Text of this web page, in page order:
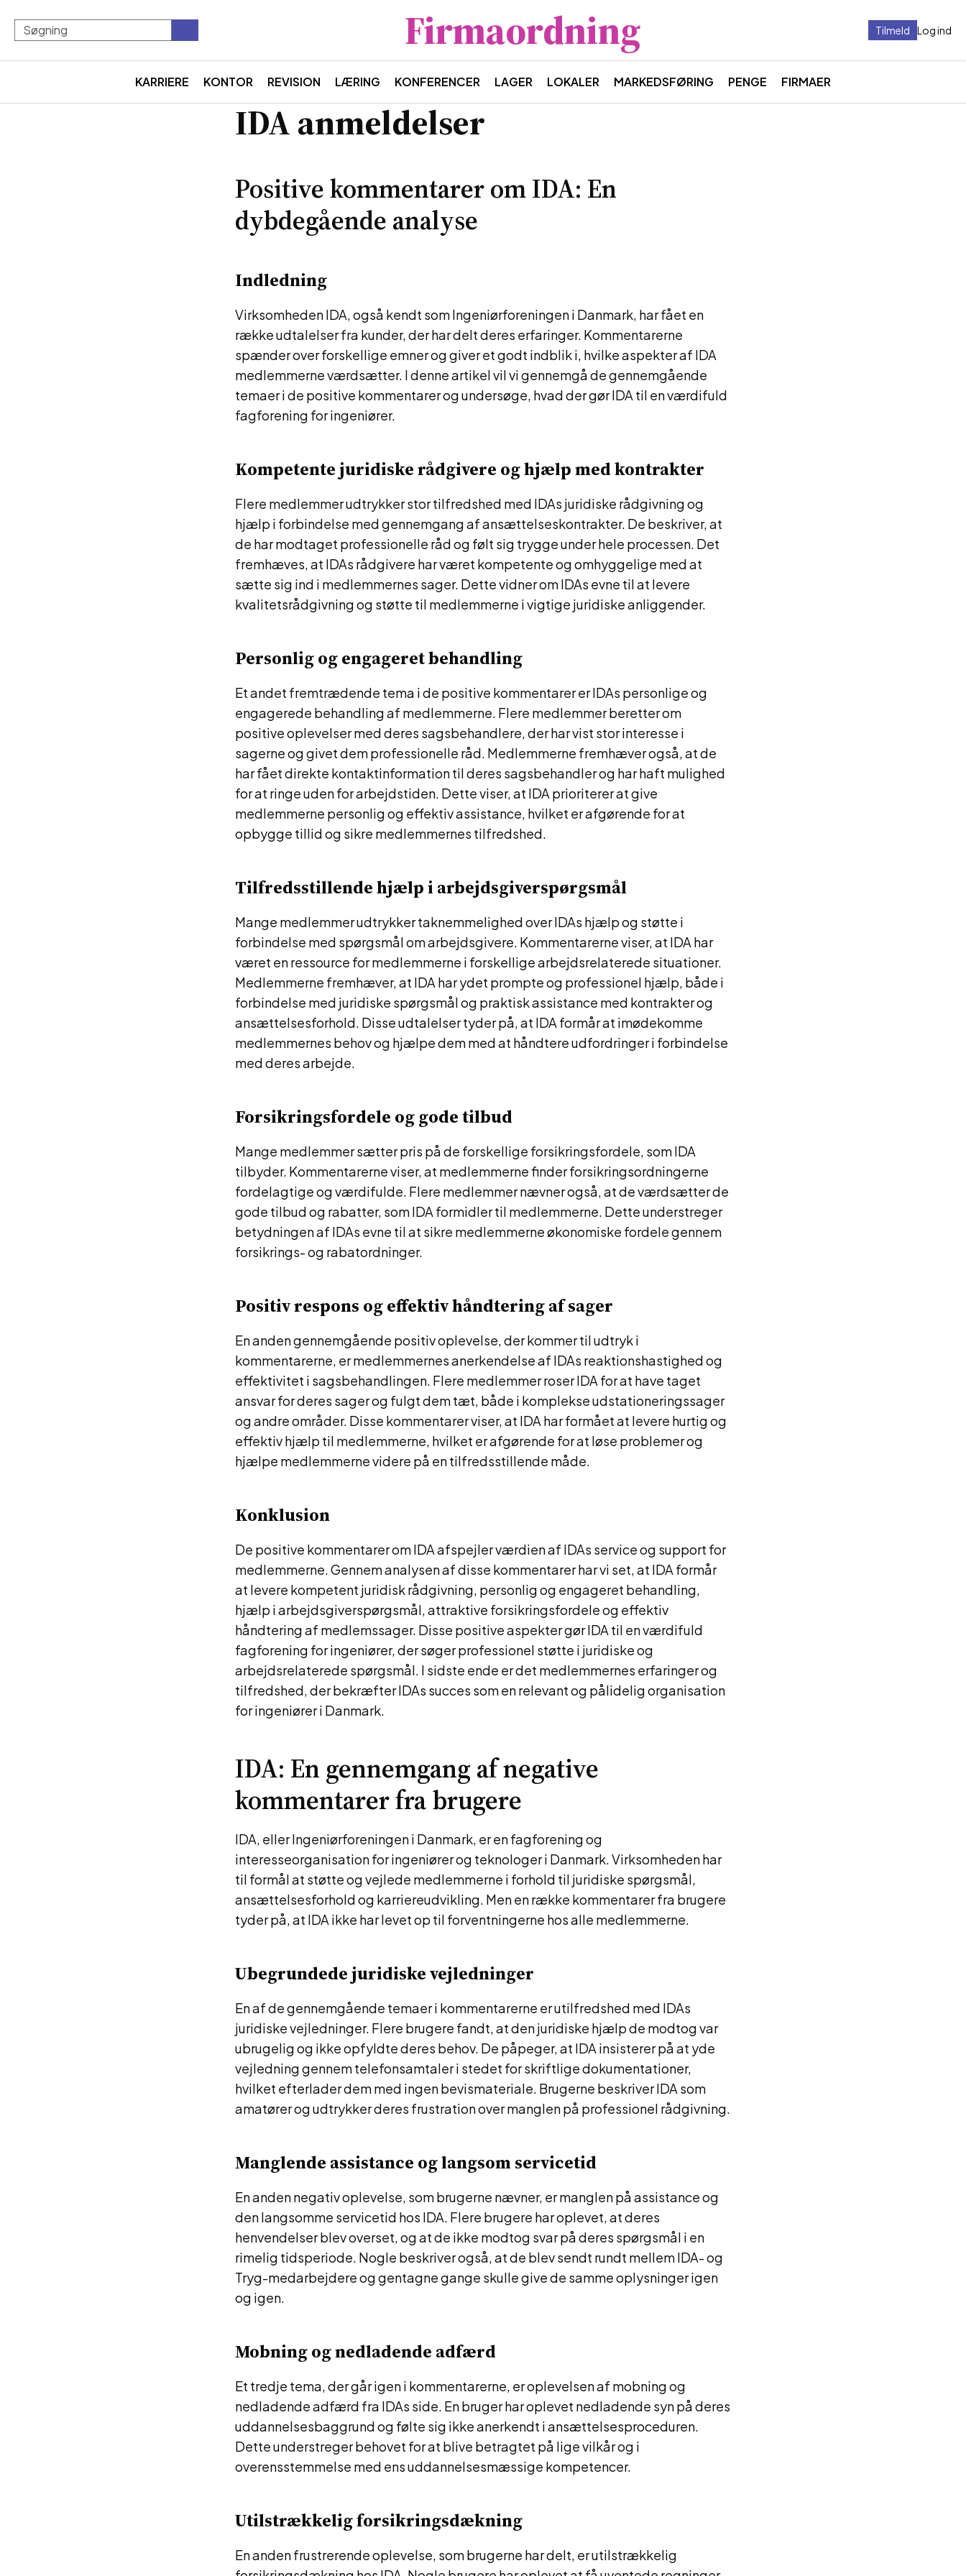
Firmaordning Log ind
Tilmeld
KARRIERE KONTOR REVISION LÆRING KONFERENCER LAGER LOKALER MARKEDSFØRING PENGE FIRMAER
IDA anmeldelser
Positive kommentarer om IDA: En
dybdegående analyse
Indledning
Virksomheden IDA, også kendt som Ingeniørforeningen i Danmark, har fået en
række udtalelser fra kunder, der har delt deres erfaringer. Kommentarerne
spænder over forskellige emner og giver et godt indblik i, hvilke aspekter af IDA
medlemmerne værdsætter. I denne artikel vil vi gennemgå de gennemgående
temaer i de positive kommentarer og undersøge, hvad der gør IDA til en værdifuld
fagforening for ingeniører.
Kompetente juridiske rådgivere og hjælp med kontrakter
Flere medlemmer udtrykker stor tilfredshed med IDAs juridiske rådgivning og
hjælp i forbindelse med gennemgang af ansættelseskontrakter. De beskriver, at
de har modtaget professionelle råd og følt sig trygge under hele processen. Det
fremhæves, at IDAs rådgivere har været kompetente og omhyggelige med at
sætte sig ind i medlemmernes sager. Dette vidner om IDAs evne til at levere
kvalitetsrådgivning og støtte til medlemmerne i vigtige juridiske anliggender.
Personlig og engageret behandling
Et andet fremtrædende tema i de positive kommentarer er IDAs personlige og
engagerede behandling af medlemmerne. Flere medlemmer beretter om
positive oplevelser med deres sagsbehandlere, der har vist stor interesse i
sagerne og givet dem professionelle råd. Medlemmerne fremhæver også, at de
har fået direkte kontaktinformation til deres sagsbehandler og har haft mulighed
for at ringe uden for arbejdstiden. Dette viser, at IDA prioriterer at give
medlemmerne personlig og effektiv assistance, hvilket er afgørende for at
opbygge tillid og sikre medlemmernes tilfredshed.
Tilfredsstillende hjælp i arbejdsgiverspørgsmål
Mange medlemmer udtrykker taknemmelighed over IDAs hjælp og støtte i
forbindelse med spørgsmål om arbejdsgivere. Kommentarerne viser, at IDA har
været en ressource for medlemmerne i forskellige arbejdsrelaterede situationer.
Medlemmerne fremhæver, at IDA har ydet prompte og professionel hjælp, både i
forbindelse med juridiske spørgsmål og praktisk assistance med kontrakter og
ansættelsesforhold. Disse udtalelser tyder på, at IDA formår at imødekomme
medlemmernes behov og hjælpe dem med at håndtere udfordringer i forbindelse
med deres arbejde.
Forsikringsfordele og gode tilbud
Mange medlemmer sætter pris på de forskellige forsikringsfordele, som IDA
tilbyder. Kommentarerne viser, at medlemmerne finder forsikringsordningerne
fordelagtige og værdifulde. Flere medlemmer nævner også, at de værdsætter de
gode tilbud og rabatter, som IDA formidler til medlemmerne. Dette understreger
betydningen af IDAs evne til at sikre medlemmerne økonomiske fordele gennem
forsikrings- og rabatordninger.
Positiv respons og effektiv håndtering af sager
En anden gennemgående positiv oplevelse, der kommer til udtryk i
kommentarerne, er medlemmernes anerkendelse af IDAs reaktionshastighed og
effektivitet i sagsbehandlingen. Flere medlemmer roser IDA for at have taget
ansvar for deres sager og fulgt dem tæt, både i komplekse udstationeringssager
og andre områder. Disse kommentarer viser, at IDA har formået at levere hurtig og
effektiv hjælp til medlemmerne, hvilket er afgørende for at løse problemer og
hjælpe medlemmerne videre på en tilfredsstillende måde.
Konklusion
De positive kommentarer om IDA afspejler værdien af IDAs service og support for
medlemmerne. Gennem analysen af disse kommentarer har vi set, at IDA formår
at levere kompetent juridisk rådgivning, personlig og engageret behandling,
hjælp i arbejdsgiverspørgsmål, attraktive forsikringsfordele og effektiv
håndtering af medlemssager. Disse positive aspekter gør IDA til en værdifuld
fagforening for ingeniører, der søger professionel støtte i juridiske og
arbejdsrelaterede spørgsmål. I sidste ende er det medlemmernes erfaringer og
tilfredshed, der bekræfter IDAs succes som en relevant og pålidelig organisation
for ingeniører i Danmark.
IDA: En gennemgang af negative
kommentarer fra brugere
IDA, eller Ingeniørforeningen i Danmark, er en fagforening og
interesseorganisation for ingeniører og teknologer i Danmark. Virksomheden har
til formål at støtte og vejlede medlemmerne i forhold til juridiske spørgsmål,
ansættelsesforhold og karriereudvikling. Men en række kommentarer fra brugere
tyder på, at IDA ikke har levet op til forventningerne hos alle medlemmerne.
Ubegrundede juridiske vejledninger
En af de gennemgående temaer i kommentarerne er utilfredshed med IDAs
juridiske vejledninger. Flere brugere fandt, at den juridiske hjælp de modtog var
ubrugelig og ikke opfyldte deres behov. De påpeger, at IDA insisterer på at yde
vejledning gennem telefonsamtaler i stedet for skriftlige dokumentationer,
hvilket efterlader dem med ingen bevismateriale. Brugerne beskriver IDA som
amatører og udtrykker deres frustration over manglen på professionel rådgivning.
Manglende assistance og langsom servicetid
En anden negativ oplevelse, som brugerne nævner, er manglen på assistance og
den langsomme servicetid hos IDA. Flere brugere har oplevet, at deres
henvendelser blev overset, og at de ikke modtog svar på deres spørgsmål i en
rimelig tidsperiode. Nogle beskriver også, at de blev sendt rundt mellem IDA- og
Tryg-medarbejdere og gentagne gange skulle give de samme oplysninger igen
og igen.
Mobning og nedladende adfærd
Et tredje tema, der går igen i kommentarerne, er oplevelsen af mobning og
nedladende adfærd fra IDAs side. En bruger har oplevet nedladende syn på deres
uddannelsesbaggrund og følte sig ikke anerkendt i ansættelsesproceduren.
Dette understreger behovet for at blive betragtet på lige vilkår og i
overensstemmelse med ens uddannelsesmæssige kompetencer.
Utilstrækkelig forsikringsdækning
En anden frustrerende oplevelse, som brugerne har delt, er utilstrækkelig